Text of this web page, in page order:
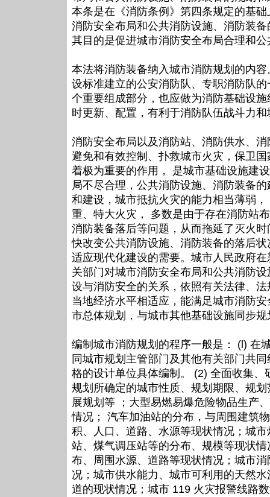
本条是在《消防条例》第四条规定的基
消防安全布局和公共消防设施、消防装
其目的是促进城市消防安全布局合理和
本法将消防装备纳入城市消防规划的内
设标准建立的公安消防队、专职消防队
个重要组成部分，也应做为消防基础设
时更新、配置，有利于消防队伍战斗力
消防安全布局以及消防站、消防供水、
避免和有效控制、扑救城市火灾，保卫
着极为重要的作用， 是城市基础设施建
局不尽合理，公共消防设施、消防装备
和建设，城市抵抗火灾的能力相当薄弱
重、特大火灾， 多数是由于存在消防站
消防装备落后等问题，从而拖延了灭火
快改变公共消防设施、消防装备的落后
适应现代化建设的需要。城市人民政府
关部门对城市消防安全布局和公共消防
设与消防安全的关系，依照有关法律、
当地经济水平相适应，能满足城市消防
市总体规划，与城市其他基础设施同步
编制城市消防规划的程序一般是： (l) 在
同城市规划主管部门及其他有关部门共
格的设计单位具体编制。 (2) 全面收集
规划所确定的城市性质、规划期限、规
展规划等 ；大型易燃易爆危险物品生产
情况； 汽车加油站的分布，与周围建筑
积、人口、道路、水源等现状情况；城
站、煤气调压站等的分布、规模等现状
布、周围水源、道路等现状情况；城市
况；城市供水能力、城市可利用的天然
道的现状情况；城市 119 火灾报警线路